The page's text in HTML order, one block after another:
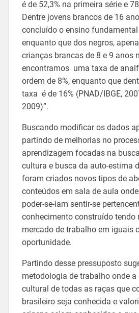
é de 52,3% na primeira série e
Dentre jovens brancos de 16
concluído o ensino
enquanto que dos negros,
crianças brancas de 8 e 9 anos
encontramos uma taxa de
ordem de 8%, enquanto que
taxa é de 16% (PNAD/IBGE,
2009)”.
Buscando modificar os dados
partindo de melhorias no
aprendizagem focadas na
cultura e busca da auto-estima
foram criados novos tipos de
conteúdos em sala de aula
poder-se-iam sentir-se
conhecimento construído
mercado de trabalho em iguais
oportunidade.
Partindo desse pressuposto
metodologia de trabalho onde
cultural de todas as raças que
brasileiro seja conhecida e